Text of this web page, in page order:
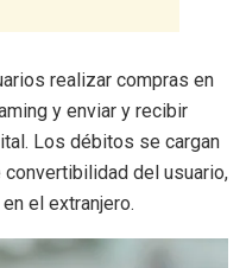
realizar compras en
y enviar y recibir
Los débitos se cargan
del usuario,
el extranjero.